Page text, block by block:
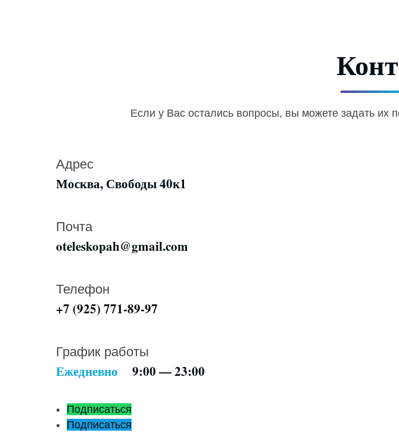
Если у Вас остались вопросы, вы можете задать их
Адрес
Москва, Свободы 40к1
Почта
oteleskopah@gmail.com
Телефон
+7 (925) 771-89-97
График работы
Ежедневно9:00 — 23:00
Подписаться
Подписаться